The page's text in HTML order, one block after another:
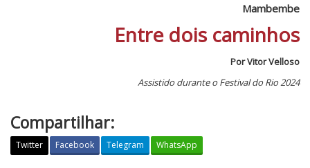
Mambembe
Entre dois caminhos
Por Vitor Velloso
Assistido durante o Festival do Rio 2024
Compartilhar:
Twitter Facebook Telegram WhatsApp